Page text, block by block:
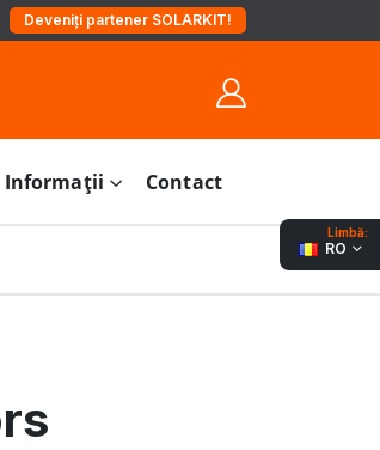
Deveniți partener SOLARKIT!
Limbă:
RO
Informații Contact